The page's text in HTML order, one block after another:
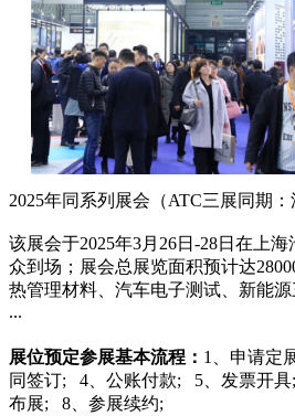
2025年同系列展会（ATC三展同期
该展会于2025年3月26日-28日在上
众‌到场；展会总展览面积预计达
热管理材料、汽车电子测试、新能
...
展位预定参展基本流程： 1、申请定
同签订; 4、公账付款; 5、发票开
布展; 8、参展续约;